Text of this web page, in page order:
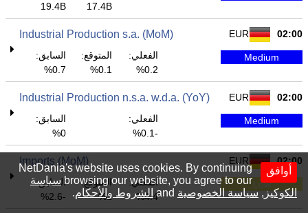
17.4B
19.4B
02:00
EUR
Industrial Production s.a. (MoM)
Medium
الفعلي:
0.2%
المتوقع:
0.1%
السابق:
0.7%
02:00
EUR
Industrial Production n.s.a. w.d.a. (YoY)
Medium
الفعلي:
-0.1%
السابق:
0%
02:00
EUR
Imports (MoM)
Low
الفعلي:
4.4%
المتوقع:
1%
السابق:
-2.6%
أوافق
NetDania's website uses cookies. By continuing
browsing our website, you agree to our سياسة
الكوكيز,سياسة الخصوصية الشروط والأحكام.